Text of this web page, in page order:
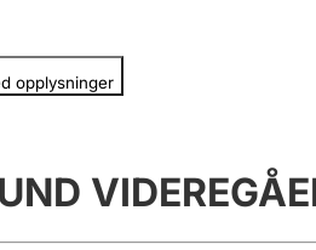
opplysninger
er skjult